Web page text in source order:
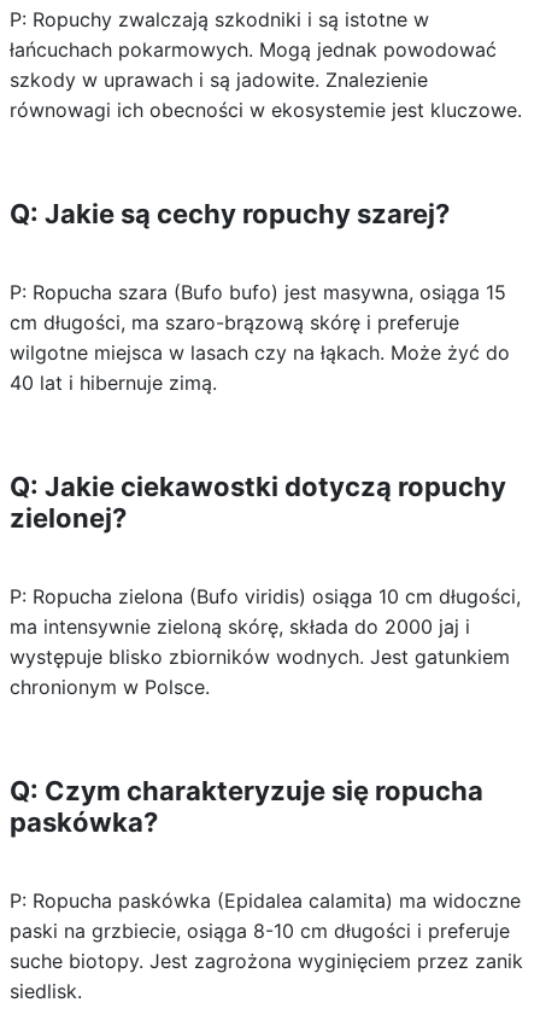
P: Ropuchy zwalczają szkodniki i są istotne w
łańcuchach pokarmowych. Mogą jednak powodować
szkody w uprawach i są jadowite. Znalezienie
równowagi ich obecności w ekosystemie jest kluczowe.
Q: Jakie są cechy ropuchy szarej?
P: Ropucha szara (Bufo bufo) jest masywna, osiąga 15
cm długości, ma szaro-brązową skórę i preferuje
wilgotne miejsca w lasach czy na łąkach. Może żyć do
40 lat i hibernuje zimą.
Q: Jakie ciekawostki dotyczą ropuchy
zielonej?
P: Ropucha zielona (Bufo viridis) osiąga 10 cm długości,
ma intensywnie zieloną skórę, składa do 2000 jaj i
występuje blisko zbiorników wodnych. Jest gatunkiem
chronionym w Polsce.
Q: Czym charakteryzuje się ropucha
paskówka?
P: Ropucha paskówka (Epidalea calamita) ma widoczne
paski na grzbiecie, osiąga 8-10 cm długości i preferuje
suche biotopy. Jest zagrożona wyginięciem przez zanik
siedlisk.